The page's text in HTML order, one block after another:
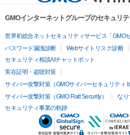
GMOインターネットグループのセキュリ
世界初総合ネットセキュリティサービス「GMO
パスワード漏洩診断
Webサイトリスク診断
セキュリティ相談AIチャットボット
実在証明・盗聴対策
サイバー攻撃対策（GMOサイバーセキュリティ
サイバー攻撃対策（GMO Flatt Security）
なり
セキュリティ事業の軌跡